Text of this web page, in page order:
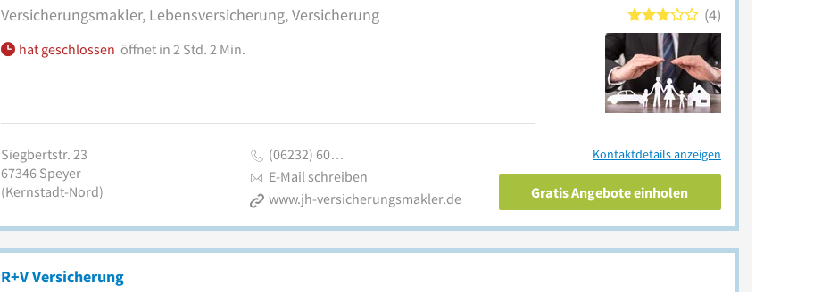
Versicherungsmakler, Lebensversicherung, Versicherung
hat geschlossen öffnet in 2 Std. 2 Min.
4
Siegbertstr. 23
67346 Speyer
(Kernstadt-Nord)
(06232) 60…
E-Mail schreiben
www.jh-versicherungsmakler.de
Kontaktdetails anzeigen
Gratis Angebote einholen
R+V Versicherung